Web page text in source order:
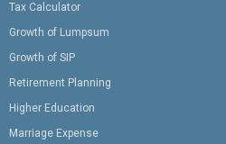
Tax Calculator
Growth of Lumpsum
Growth of SIP
Retirement Planning
Higher Education
Marriage Expense